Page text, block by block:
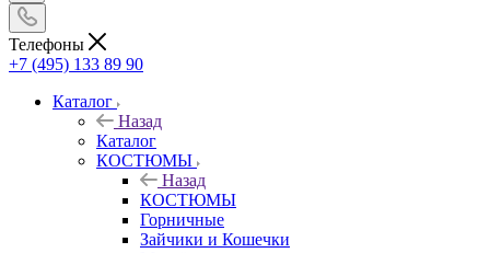
Телефоны
+7 (495) 133 89 90
Каталог
Назад
Каталог
КОСТЮМЫ
Назад
КОСТЮМЫ
Горничные
Зайчики и Кошечки